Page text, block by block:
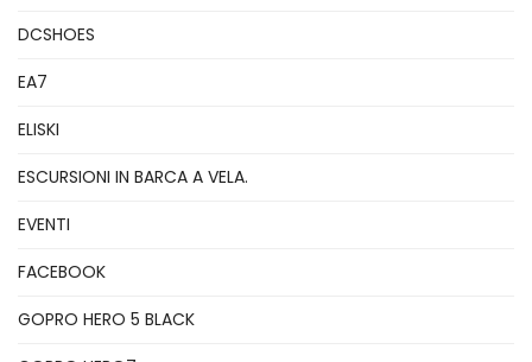
DCSHOES
EA7
ELISKI
ESCURSIONI IN BARCA A VELA.
EVENTI
FACEBOOK
GOPRO HERO 5 BLACK